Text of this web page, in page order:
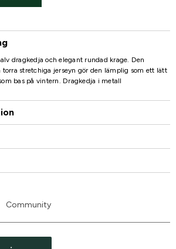
dragkedja och elegant rundad krage. Den
torra stretchiga jerseyn gör den lämplig som ett lätt
bas på vintern. Dragkedja i metall
Community